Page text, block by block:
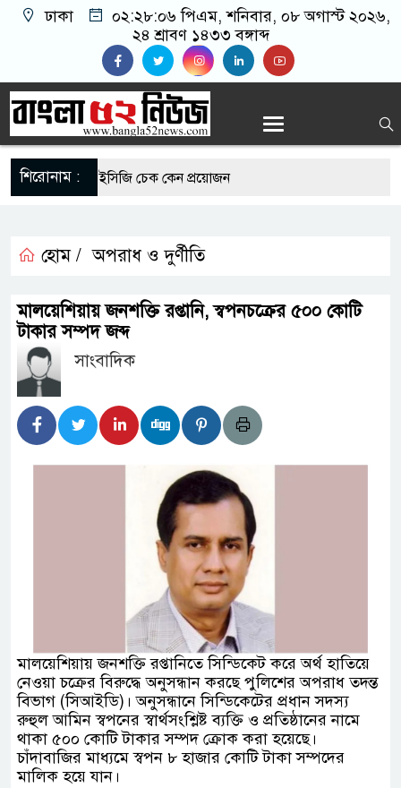
ঢাকা ০২:২৮:০৬ পিএম, শনিবার, ০৮ অগাস্ট ২০২৬,
২৪ শ্রাবণ ১৪৩৩ বঙ্গাব্দ
শিরোনাম :
নিয়মিত ইসিজি চেক কেন প্রয়োজন
আহ্বান
মিলল মাইক্রোপ্লাস্টিক, বেশি কই মাছে
বাড়ীর মোঃ আঃ খালেকের ইন্তেকাল
ব্যবসায়িক অগ্রযাত্রায় নতুন অধ্যায়
স্থিতিশীল সরকার,প্রবাসীদের বিনিয়োগের এখনই
স্থিতিশীল সরকার,প্রবাসীদের বিনিয়োগের এখনই
নিচে গাঁজার ড্রাম, মাদক কারবারি আটক
বাজেট সংশোধনের দাবিতে ফরিদগঞ্জে অহিংস
উঠান বৈঠক
হোম / অপরাধ ও দুর্ণীতি
মালয়েশিয়ায় জনশক্তি রপ্তানি, স্বপনচক্রের ৫০০ কোটি
টাকার সম্পদ জব্দ
সাংবাদিক
মালয়েশিয়ায় জনশক্তি রপ্তানিতে সিন্ডিকেট করে অর্থ হাতিয়ে
নেওয়া চক্রের বিরুদ্ধে অনুসন্ধান করছে পুলিশের অপরাধ তদন্ত
বিভাগ (সিআইডি)। অনুসন্ধানে সিন্ডিকেটের প্রধান সদস্য
রুহুল আমিন স্বপনের স্বার্থসংশ্লিষ্ট ব্যক্তি ও প্রতিষ্ঠানের নামে
থাকা ৫০০ কোটি টাকার সম্পদ ক্রোক করা হয়েছে।
চাঁদাবাজির মাধ্যমে স্বপন ৮ হাজার কোটি টাকা সম্পদের
মালিক হয়ে যান।